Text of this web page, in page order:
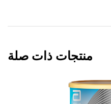
منتجات ذات صلة